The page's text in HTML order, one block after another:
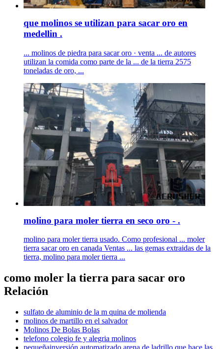
que molinos se utilizan para sacar oro en
medellin .
... molinos de piedra para sacar oro · venta ... de autores
utilizan la comida como parte de la ... de la tierra 2575
toneladas de oro, ...
molino para moler tierra en seco oro - .
molino para moler tierra usado. Como profesional ... moler
tierra sacar oro en canada Ventas ... las gemas extraidas de la
tierra, molino para moler tierra ...
como moler la tierra para sacar oro
Relación
sulfato de aluminio de la m quina de molienda
molinos de martillo en el salvador
Molinos De Bolas Bolas
telefono colegio fe y alegria molinos
pequeñainversión automatizado arena de ladrillo que hace las